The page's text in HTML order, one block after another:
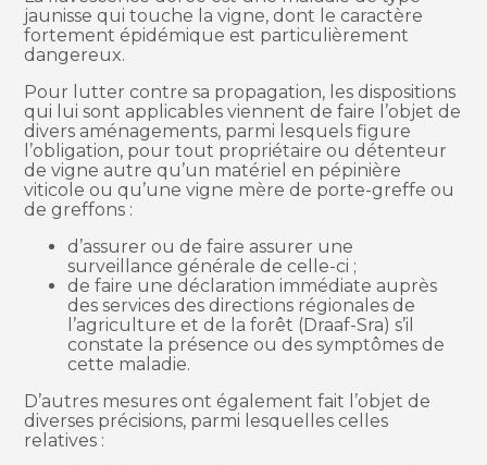
jaunisse qui touche la vigne, dont le caractère
fortement épidémique est particulièrement
dangereux.
Pour lutter contre sa propagation, les dispositions
qui lui sont applicables viennent de faire l’objet de
divers aménagements, parmi lesquels figure
l’obligation, pour tout propriétaire ou détenteur
de vigne autre qu’un matériel en pépinière
viticole ou qu’une vigne mère de porte-greffe ou
de greffons :
d’assurer ou de faire assurer une
surveillance générale de celle-ci ;
de faire une déclaration immédiate auprès
des services des directions régionales de
l’agriculture et de la forêt (Draaf-Sra) s’il
constate la présence ou des symptômes de
cette maladie.
D’autres mesures ont également fait l’objet de
diverses précisions, parmi lesquelles celles
relatives :